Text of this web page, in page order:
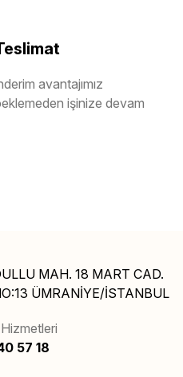
avantajımız
işinize devam
MAH. 18 MART CAD.
ÜMRANİYE/İSTANBUL
57 18